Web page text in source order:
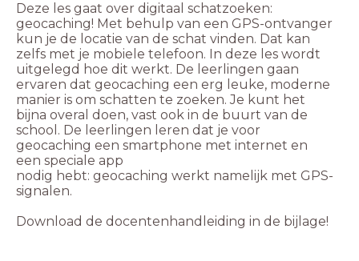
Deze les gaat over digitaal schatzoeken:
geocaching! Met behulp van een GPS-ontvanger
kun je de locatie van de schat vinden. Dat kan
zelfs met je mobiele telefoon. In deze les wordt
uitgelegd hoe dit werkt. De leerlingen gaan
ervaren dat geocaching een erg leuke, moderne
manier is om schatten te zoeken. Je kunt het
bijna overal doen, vast ook in de buurt van de
school. De leerlingen leren dat je voor
geocaching een smartphone met internet en
een speciale app
nodig hebt: geocaching werkt namelijk met GPS-
signalen.
Download de docentenhandleiding in de bijlage!